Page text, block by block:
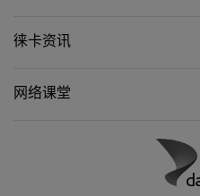
徕卡资讯
网络课堂